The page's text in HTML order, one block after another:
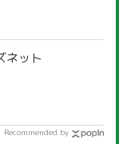
ネット
Recommended by